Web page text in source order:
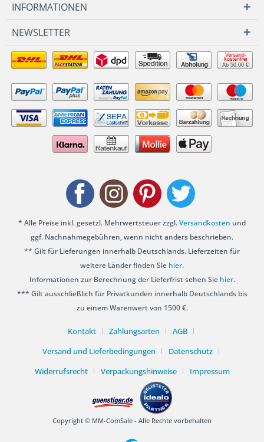
INFORMATIONEN
NEWSLETTER
Ab 50,00 €
* Alle Preise inkl. gesetzl. Mehrwertsteuer zzgl.Versandkosten und
ggf. Nachnahmegebühren, wenn nicht anders beschrieben.
** Gilt für Lieferungen innerhalb Deutschlands. Lieferzeiten für
weitere Länder finden Sie hier.
Informationen zur Berechnung der Lieferfrist sehen Sie hier.
*** Gilt ausschließlich für Privatkunden innerhalb Deutschlands bis
zu einem Warenwert von 1500 €.
Kontakt Zahlungsarten
AGB
Versand und Lieferbedingungen
Datenschutz
Widerrufsrecht
Verpackungshinweise Impressum
Copyright © MM-ComSale - Alle Rechte vorbehalten